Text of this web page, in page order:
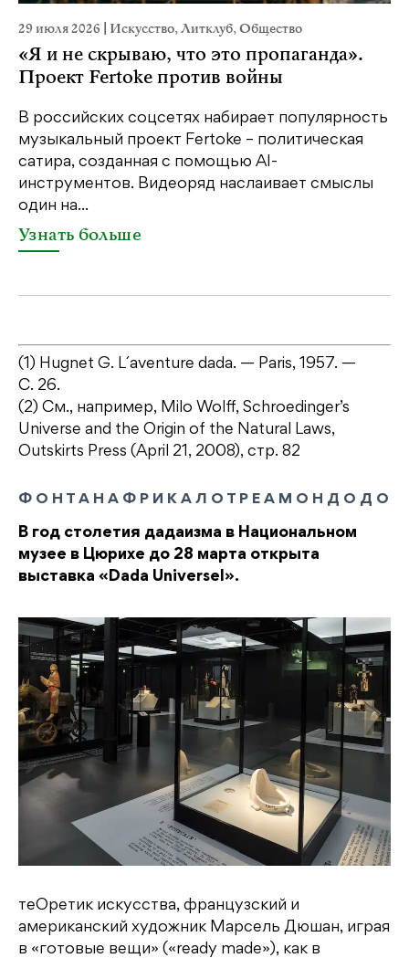
29 июля 2026 Искусство,Литклуб,Общество
«Я и не скрываю, что это пропаганда».
Проект Fertoke против войны
В российских соцсетях набирает популярность
музыкальный проект Fertoke – политическая
сатира, созданная с помощью AI-
инструментов. Видеоряд наслаивает смыслы
один на...
Узнать больше
(1) Hugnet G. L´aventure dada. — Paris, 1957. —
С. 26.
(2) См., например, Milo Wolff, Schroedinger’s
Universe and the Origin of the Natural Laws,
Outskirts Press (April 21, 2008), стр. 82
Ф О Н Т А Н А Ф Р И К А Л О Т Р Е А М О Н Д О Д О
В год столетия дадаизма в Национальном
музее в Цюрихе до 28 марта открыта
выставка «Dada Universel».
теОретик искусства, французский и
американский художник Марсель Дюшан, играя
в «готовые вещи» («ready made»), как в